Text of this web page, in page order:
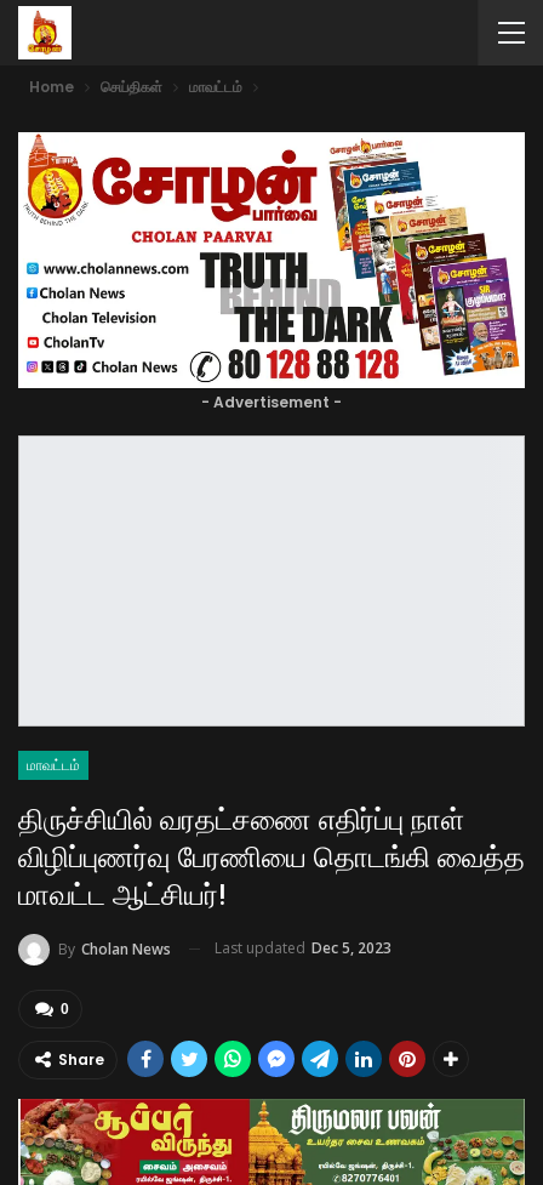
Home செய்திகள் மாவட்டம்
- Advertisement -
மாவட்டம்
திருச்சியில் வரதட்சணை எதிர்ப்பு நாள்
விழிப்புணர்வு பேரணியை தொடங்கி வைத்த
மாவட்ட ஆட்சியர்!
By Cholan News Last updated Dec 5, 2023
0
Share